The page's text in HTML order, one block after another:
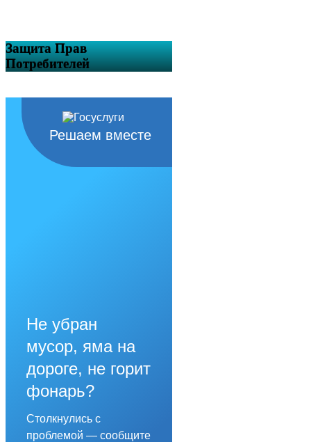
Защита Прав
Потребителей
Решаем вместе
Не убран
мусор, яма на
дороге, не горит
фонарь?
Столкнулись с
проблемой — сообщите